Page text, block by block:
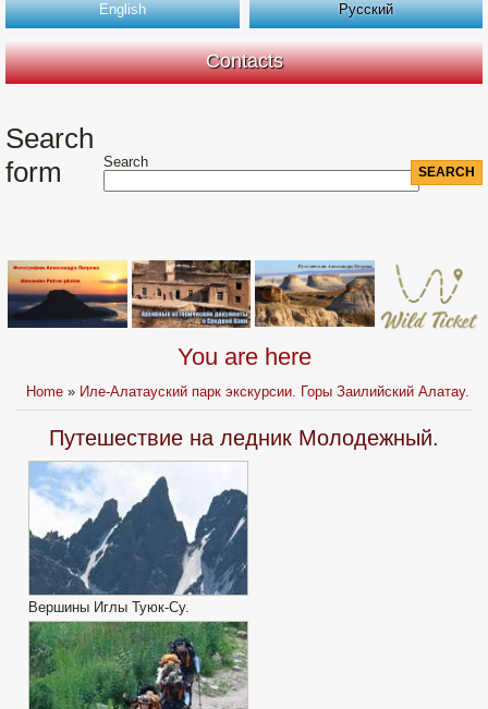
English Русский
Contacts
Search
form
Search
You are here
Home » Иле-Алатауский парк экскурсии. Горы Заилийский Алатау.
Путешествие на ледник Молодежный.
Вершины Иглы Туюк-Су.